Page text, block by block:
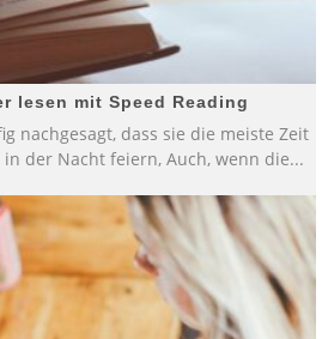
lesen mit Speed Reading
nachgesagt, dass sie die meiste Zeit
der Nacht feiern, Auch, wenn die...